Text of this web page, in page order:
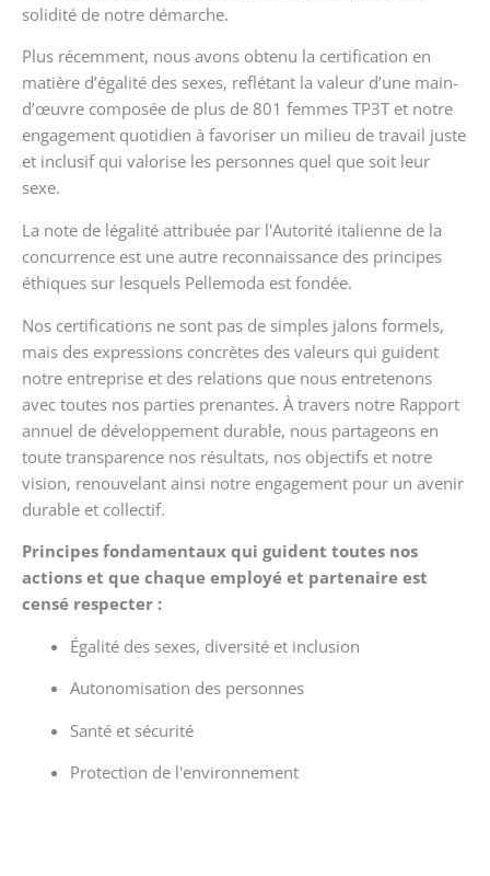
solidité de notre démarche.
Plus récemment, nous avons obtenu la certification en
matière d’égalité des sexes, reflétant la valeur d’une main-
d’œuvre composée de plus de 801 femmes TP3T et notre
engagement quotidien à favoriser un milieu de travail juste
et inclusif qui valorise les personnes quel que soit leur
sexe.
La note de légalité attribuée par l'Autorité italienne de la
concurrence est une autre reconnaissance des principes
éthiques sur lesquels Pellemoda est fondée.
Nos certifications ne sont pas de simples jalons formels,
mais des expressions concrètes des valeurs qui guident
notre entreprise et des relations que nous entretenons
avec toutes nos parties prenantes. À travers notre Rapport
annuel de développement durable, nous partageons en
toute transparence nos résultats, nos objectifs et notre
vision, renouvelant ainsi notre engagement pour un avenir
durable et collectif.
Principes fondamentaux qui guident toutes nos
actions et que chaque employé et partenaire est
censé respecter :
Égalité des sexes, diversité et inclusion
Autonomisation des personnes
Santé et sécurité
Protection de l'environnement